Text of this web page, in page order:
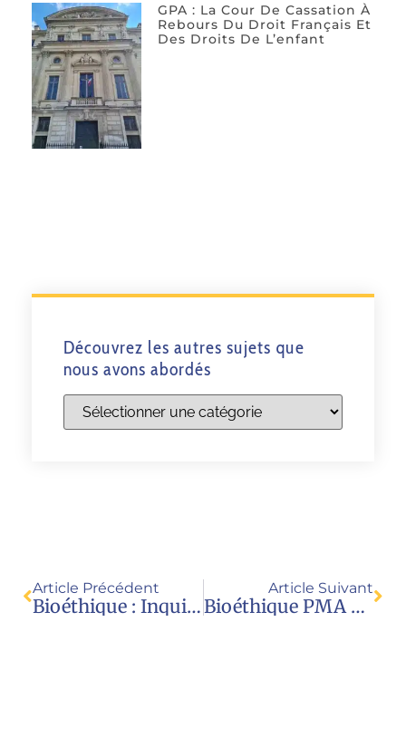
GPA : La Cour De Cassation À
Rebours Du Droit Français Et
Des Droits De L’enfant
Découvrez les autres sujets que
nous avons abordés
Article Précédent
Bioéthique : Inquiétante Dérégulation En Marche Forcée (VA)
Article Suivant
Bioéthique PMA GPA, Les Enfants Ont La Parole